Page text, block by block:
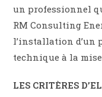
un professionnel
RM Consulting
l’installation d’un
technique à la
LES CRITÈRES